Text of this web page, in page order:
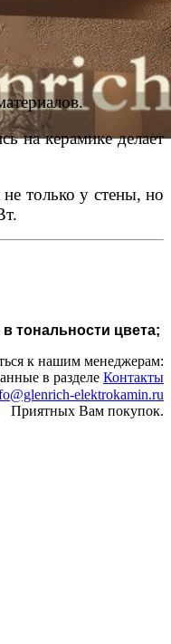
на керамике делает
только у стены, но
тональности цвета;
к нашим менеджерам:
в разделе Контакты
elektrokamin.ru
Приятных Вам покупок.